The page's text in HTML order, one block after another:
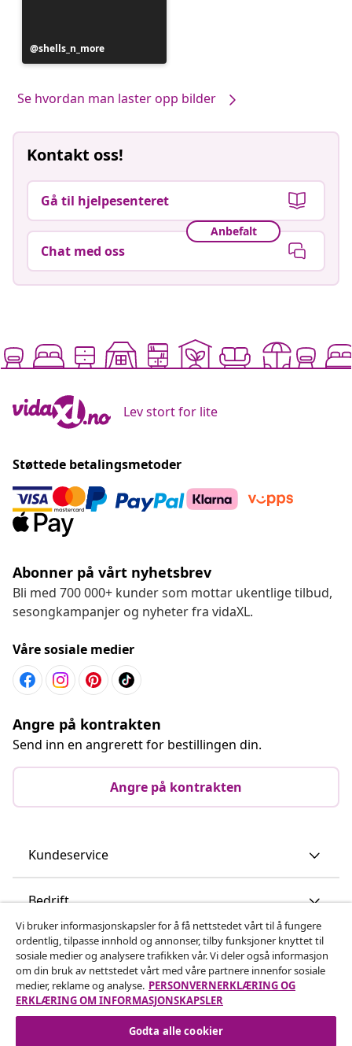
Innlegg
publisert
shells_n_more
Se hvordan man laster opp bilder
Kontakt oss!
Gå til hjelpesenteret
Anbefalt
Chat med oss
Lev stort for lite
Støttede betalingsmetoder
Abonner på vårt nyhetsbrev
Bli med 700 000+ kunder som mottar ukentlige tilbud,
sesongkampanjer og nyheter fra vidaXL.
Våre sosiale medier
Angre på kontrakten
Send inn en angrerett for bestillingen din.
Angre på kontrakten
Kundeservice
Bedrift
vidaXL
Oppdag mer
Vi bruker informasjonskapsler for å få nettstedet vårt til å fungere
ordentlig, tilpasse innhold og annonser, tilby funksjoner knyttet til
sosiale medier og analysere trafikken vår. Vi deler også informasjon
om din bruk av nettstedet vårt med våre partnere innenfor sosiale
medier, reklame og analyse. PERSONVERNERKLÆRING OG
ERKLÆRING OM INFORMASJONSKAPSLER
Godta alle cookier